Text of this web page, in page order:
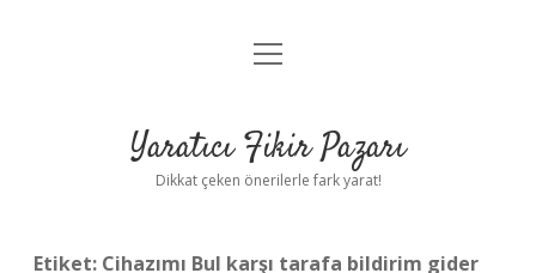
Anasayfa
Yasal Uyarı
menüyü
Yaratıcı Fikir Pazarı
Dikkat çeken önerilerle fark yarat!
Etiket: Cihazımı Bul karşı tarafa bildirim gider